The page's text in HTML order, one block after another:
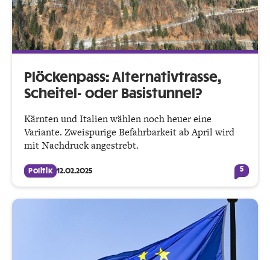
Plöckenpass: Alternativtrasse,
Scheitel- oder Basistunnel?
Kärnten und Italien wählen noch heuer eine
Variante. Zweispurige Befahrbarkeit ab April wird
mit Nachdruck angestrebt.
Politik 12.02.2025 5